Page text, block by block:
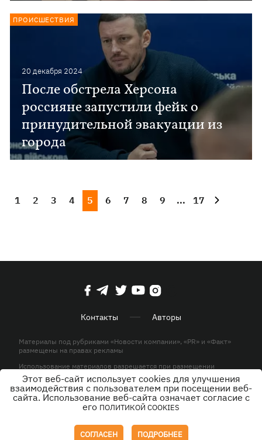
20 декабря 2024
После обстрела Херсона
россияне запустили фейк о
принудительной эвакуации из
города
ПРОИСШЕСТВИЯ
1 2 3 4 5 6 7 8 9 ... 17
Контакты Авторы
Материалы под рубриками «Новости компании», «PR» и «Факт»
размещены на правах рекламы
Использование материалов разрешается при размещении
активной гиперссылки на KP.UA в первом абзаце.
© ООО «ЮЛАВ МЕДИА»,2026. Все права защищены.
Этот веб-сайт использует cookies для улучшения
взаимодействия с пользователем при посещении веб-
сайта. Использование веб-сайта означает согласие с
его ПОЛИТИКОЙ COOKIES
СОГЛАСЕН ПОДРОБНЕЕ